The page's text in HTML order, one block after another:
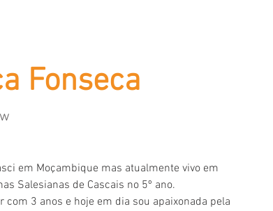
Fonseca
em Moçambique mas atualmente vivo em
Salesianas de Cascais no 5º ano.
com 3 anos e hoje em dia sou apaixonada pela